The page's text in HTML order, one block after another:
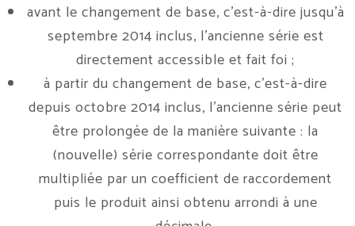
avant le changement de base, c’est-à-dire jusqu’à
septembre 2014 inclus, l’ancienne série est
directement accessible et fait foi ;
à partir du changement de base, c’est-à-dire
depuis octobre 2014 inclus, l’ancienne série peut
être prolongée de la manière suivante : la
(nouvelle) série correspondante doit être
multipliée par un coefficient de raccordement
puis le produit ainsi obtenu arrondi à une